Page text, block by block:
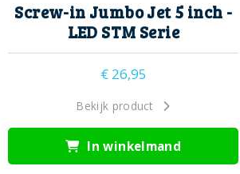
Screw-in Jumbo Jet 5 inch -
LED STM Serie
€26,95
Bekijk product
In winkelmand